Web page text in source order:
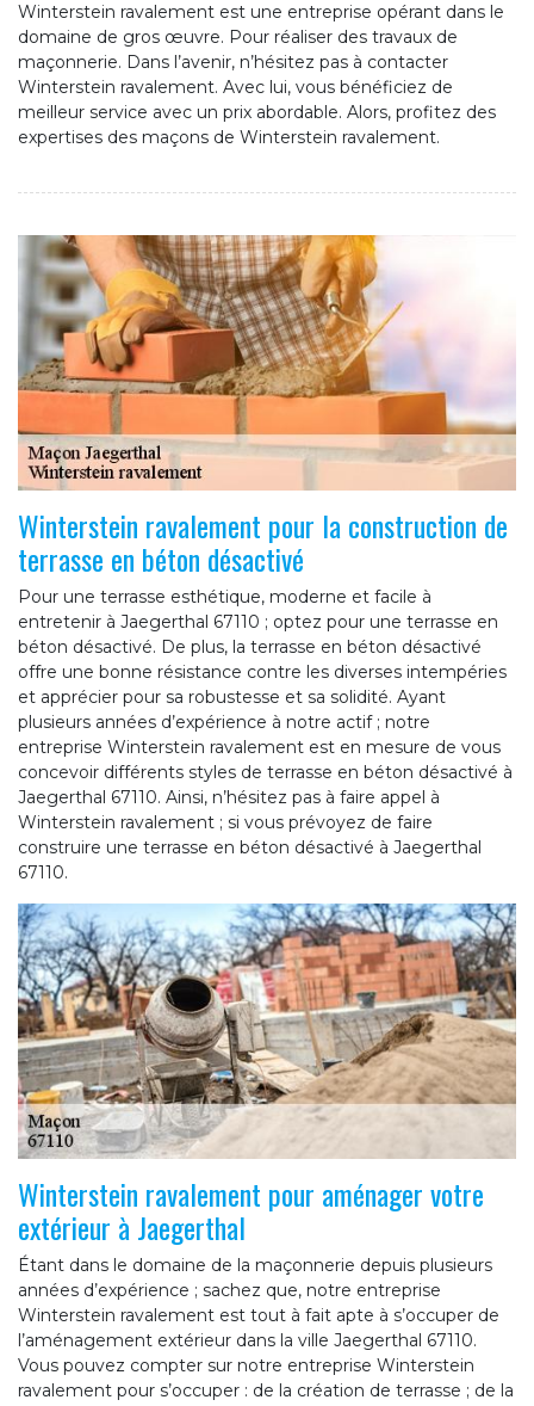
Winterstein ravalement est une entreprise opérant dans le
domaine de gros œuvre. Pour réaliser des travaux de
maçonnerie. Dans l’avenir, n’hésitez pas à contacter
Winterstein ravalement. Avec lui, vous bénéficiez de
meilleur service avec un prix abordable. Alors, profitez des
expertises des maçons de Winterstein ravalement.
Winterstein ravalement pour la construction de
terrasse en béton désactivé
Pour une terrasse esthétique, moderne et facile à
entretenir à Jaegerthal 67110 ; optez pour une terrasse en
béton désactivé. De plus, la terrasse en béton désactivé
offre une bonne résistance contre les diverses intempéries
et apprécier pour sa robustesse et sa solidité. Ayant
plusieurs années d’expérience à notre actif ; notre
entreprise Winterstein ravalement est en mesure de vous
concevoir différents styles de terrasse en béton désactivé à
Jaegerthal 67110. Ainsi, n’hésitez pas à faire appel à
Winterstein ravalement ; si vous prévoyez de faire
construire une terrasse en béton désactivé à Jaegerthal
67110.
Winterstein ravalement pour aménager votre
extérieur à Jaegerthal
Étant dans le domaine de la maçonnerie depuis plusieurs
années d’expérience ; sachez que, notre entreprise
Winterstein ravalement est tout à fait apte à s’occuper de
l’aménagement extérieur dans la ville Jaegerthal 67110.
Vous pouvez compter sur notre entreprise Winterstein
ravalement pour s’occuper : de la création de terrasse ; de la